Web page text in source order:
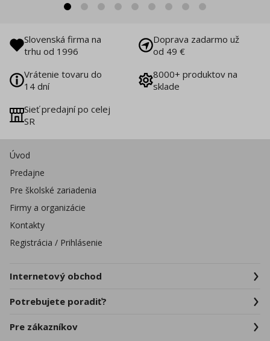
Slovenská firma na
trhu od 1996
Doprava zadarmo už
od 49 €
Vrátenie tovaru do
14 dní
8000+ produktov na
sklade
Sieť predajní po celej
SR
Úvod
Predajne
Pre školské zariadenia
Firmy a organizácie
Kontakty
Registrácia / Prihlásenie
Internetový obchod
Potrebujete poradiť?
Pre zákazníkov